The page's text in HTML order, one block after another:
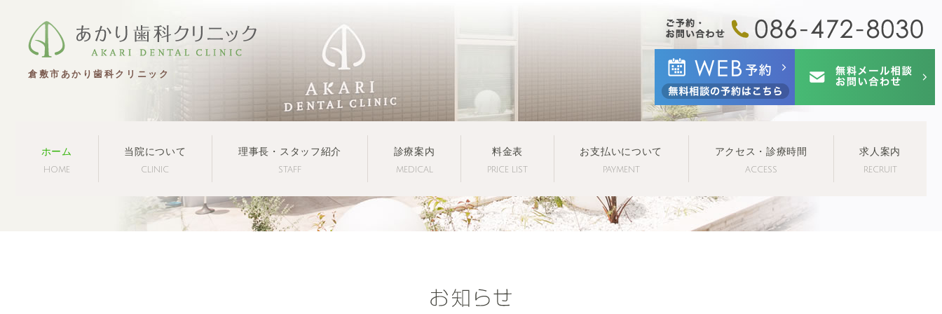
倉敷市あかり歯科クリニック
ホーム
HOME
当院について
CLINIC
理事長・スタッフ紹介
STAFF
診療案内
MEDICAL
料金表
PRICE LIST
お支払いについて
PAYMENT
アクセス・診療時間
ACCESS
求人案内
RECRUIT